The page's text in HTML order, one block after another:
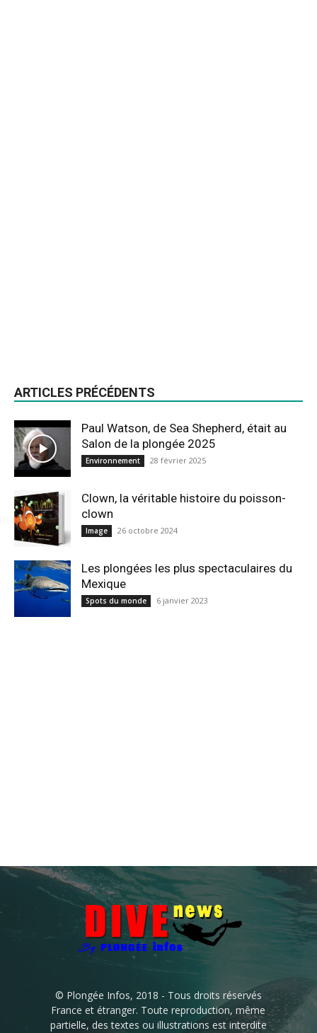
ARTICLES PRÉCÉDENTS
Paul Watson, de Sea Shepherd, était au
Salon de la plongée 2025
Environnement 28 février 2025
Clown, la véritable histoire du poisson-
clown
Image 26 octobre 2024
Les plongées les plus spectaculaires du
Mexique
Spots du monde 6 janvier 2023
© Plongée Infos, 2018 - Tous droits réservés
France et étranger. Toute reproduction, même
partielle, des textes ou illustrations est interdite